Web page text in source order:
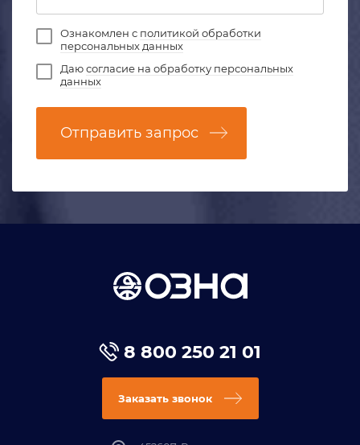
Ознакомлен с политикой обработки
персональных данных
Даюсогласие на обработку персональных
данных
Отправить запрос
8 800 250 21 01
Заказать звонок